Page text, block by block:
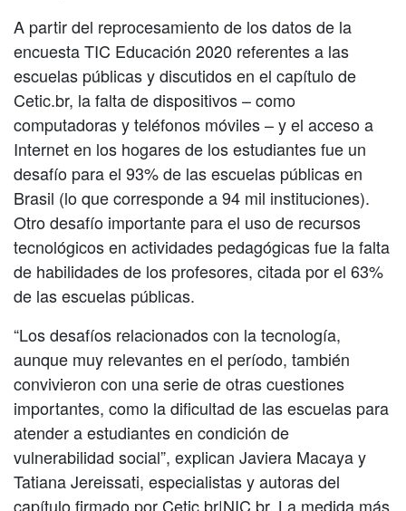
A partir del reprocesamiento de los datos de la
encuesta TIC Educación 2020 referentes a las
escuelas públicas y discutidos en el capítulo de
Cetic.br, la falta de dispositivos – como
computadoras y teléfonos móviles – y el acceso a
Internet en los hogares de los estudiantes fue un
desafío para el 93% de las escuelas públicas en
Brasil (lo que corresponde a 94 mil instituciones).
Otro desafío importante para el uso de recursos
tecnológicos en actividades pedagógicas fue la falta
de habilidades de los profesores, citada por el 63%
de las escuelas públicas.
“Los desafíos relacionados con la tecnología,
aunque muy relevantes en el período, también
convivieron con una serie de otras cuestiones
importantes, como la dificultad de las escuelas para
atender a estudiantes en condición de
vulnerabilidad social”, explican Javiera Macaya y
Tatiana Jereissati, especialistas y autoras del
capítulo firmado por Cetic.br|NIC.br. La medida más